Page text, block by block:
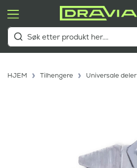
HJEM Tilhengere Universale deler